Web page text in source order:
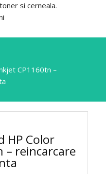
si cerneala.
CP1160tn –
HP Color
– reincarcare